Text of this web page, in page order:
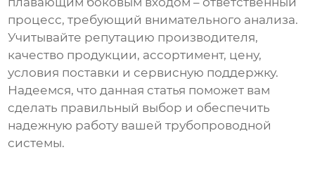
процесс, требующий внимательного анализа.
Учитывайте репутацию производителя,
качество продукции, ассортимент, цену,
условия поставки и сервисную поддержку.
Надеемся, что данная статья поможет вам
сделать правильный выбор и обеспечить
надежную работу вашей трубопроводной
системы.